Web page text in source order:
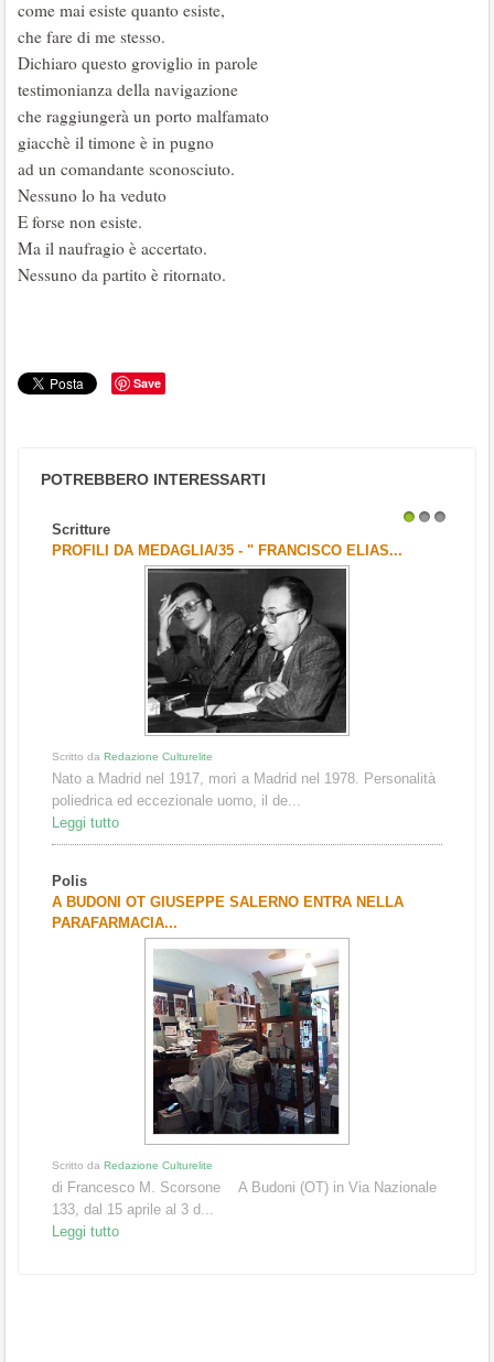
come mai esiste quanto esiste,
che fare di me stesso.
Dichiaro questo groviglio in parole
testimonianza della navigazione
che raggiungerà un porto malfamato
giacchè il timone è in pugno
ad un comandante sconosciuto.
Nessuno lo ha veduto
E forse non esiste.
Ma il naufragio è accertato.
Nessuno da partito è ritornato.
Save
POTREBBERO INTERESSARTI
Scritture
PROFILI DA MEDAGLIA/35 - " FRANCISCO ELIAS...
Scritto da Redazione Culturelite
Nato a Madrid nel 1917, morì a Madrid nel 1978. Personalità
poliedrica ed eccezionale uomo, il de...
Leggi tutto
Polis
A BUDONI OT GIUSEPPE SALERNO ENTRA NELLA
PARAFARMACIA...
Scritto da Redazione Culturelite
di Francesco M. Scorsone A Budoni (OT) in Via Nazionale
133, dal 15 aprile al 3 d...
Leggi tutto